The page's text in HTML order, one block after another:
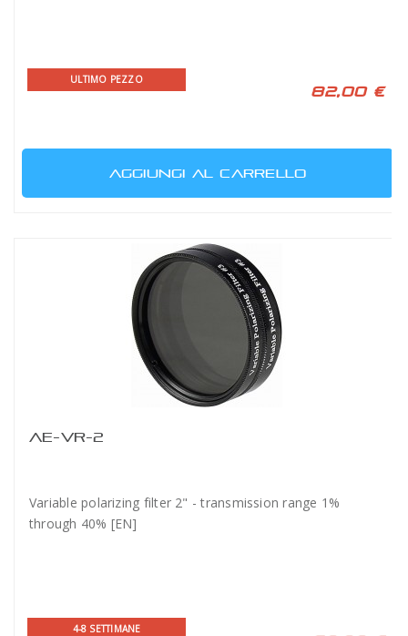
ULTIMO PEZZO
82,00 €
AGGIUNGI AL CARRELLO
AE-VR-2
Variable polarizing filter 2" - transmission range 1%
through 40% [EN]
4-8 SETTIMANE